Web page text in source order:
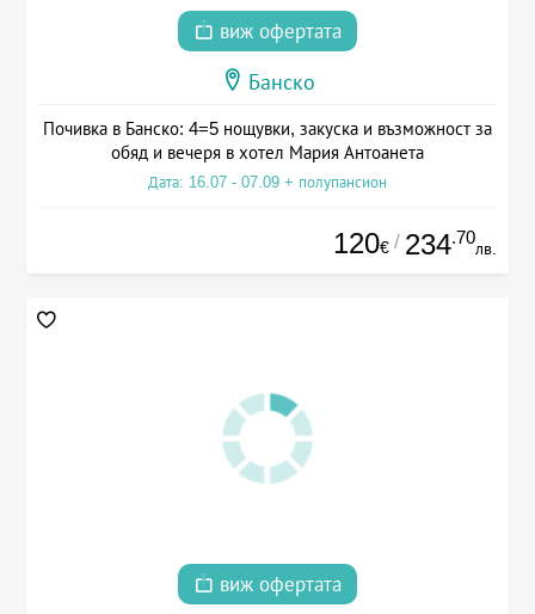
виж офертата
Банско
Почивка в Банско: 4=5 нощувки, закуска и възможност за
обяд и вечеря в хотел Мария Антоанета
Дата: 16.07 - 07.09 + полупансион
120€ / 234.70
лв.
виж офертата